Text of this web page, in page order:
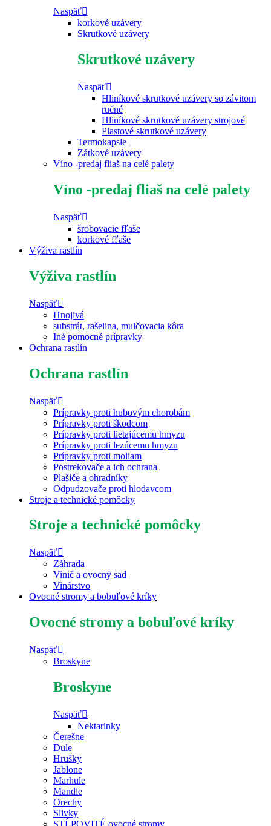
Naspäť
korkové uzávery
Skrutkové uzávery
Skrutkové uzávery
Naspäť
Hliníkové skrutkové uzávery so závitom
ručné
Hliníkové skrutkové uzávery strojové
Plastové skrutkové uzávery
Termokapsle
Zátkové uzávery
Víno -predaj fliaš na celé palety
Víno -predaj fliaš na celé palety
Naspäť
šrobovacie fľaše
korkové fľaše
Výživa rastlín
Výživa rastlín
Naspäť
Hnojivá
substrát, rašelina, mulčovacia kôra
Iné pomocné prípravky
Ochrana rastlín
Ochrana rastlín
Naspäť
Prípravky proti hubovým chorobám
Prípravky proti škodcom
Prípravky proti lietajúcemu hmyzu
Prípravky proti lezúcemu hmyzu
Prípravky proti moliam
Postrekovače a ich ochrana
Plašiče a ohradníky
Odpudzovače proti hlodavcom
Stroje a technické pomôcky
Stroje a technické pomôcky
Naspäť
Záhrada
Vinič a ovocný sad
Vinárstvo
Ovocné stromy a bobuľové kríky
Ovocné stromy a bobuľové kríky
Naspäť
Broskyne
Broskyne
Naspäť
Nektarinky
Čerešne
Dule
Hrušky
Jablone
Marhule
Mandle
Orechy
Slivky
STĹPOVITÉ ovocné stromy